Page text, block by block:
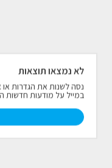
מסחרי
פרויקטים חדשים
נדל"ן בחו"ל
לא נמצאו תוצאות
נסה לשנות את הגדרות או
במייל על מודעות